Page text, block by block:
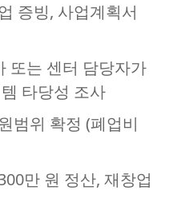
증빙, 사업계획서
또는 센터 담당자가
타당성 조사
범위 확정 (폐업비
만 원 정산, 재창업